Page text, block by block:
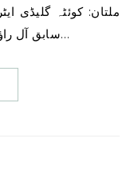
ملتان: کوئٹہ گلیڈی ایٹرز کے کپتان سرفراز احمد پاکستان کے
سابق آل راؤنڈر محمد حفیظ اور ہٹر افتخار احمد پر…